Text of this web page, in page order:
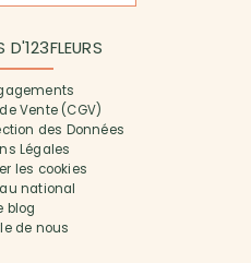
Vente (CGV)
des Données
Légales
les cookies
national
blog
de nous